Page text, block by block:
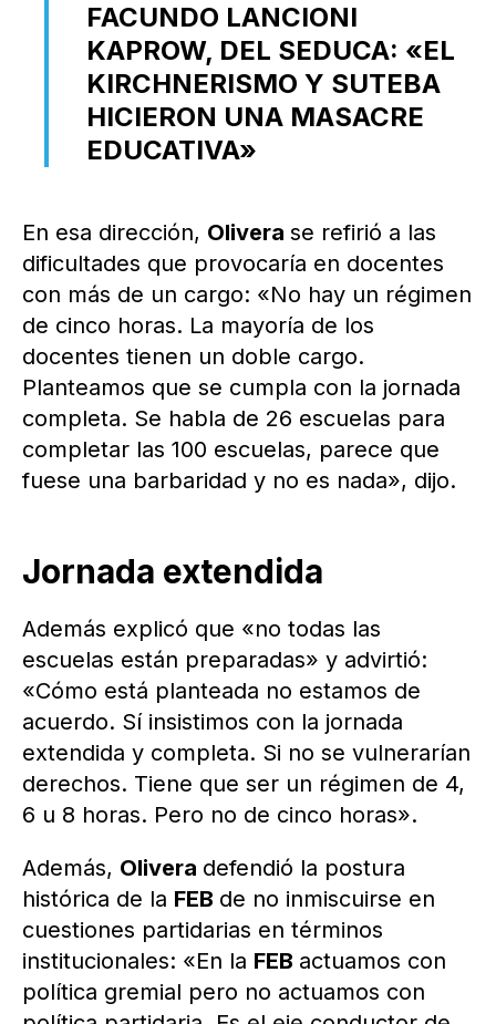
FACUNDO LANCIONI
KAPROW, DEL SEDUCA: «EL
KIRCHNERISMO Y SUTEBA
HICIERON UNA MASACRE
EDUCATIVA»
En esa dirección, Olivera se refirió a las
dificultades que provocaría en docentes
con más de un cargo: «No hay un régimen
de cinco horas. La mayoría de los
docentes tienen un doble cargo.
Planteamos que se cumpla con la jornada
completa. Se habla de 26 escuelas para
completar las 100 escuelas, parece que
fuese una barbaridad y no es nada», dijo.
Jornada extendida
Además explicó que «no todas las
escuelas están preparadas» y advirtió:
«Cómo está planteada no estamos de
acuerdo. Sí insistimos con la jornada
extendida y completa. Si no se vulnerarían
derechos. Tiene que ser un régimen de 4,
6 u 8 horas. Pero no de cinco horas».
Además, Olivera defendió la postura
histórica de la FEB de no inmiscuirse en
cuestiones partidarias en términos
institucionales: «En la FEB actuamos con
política gremial pero no actuamos con